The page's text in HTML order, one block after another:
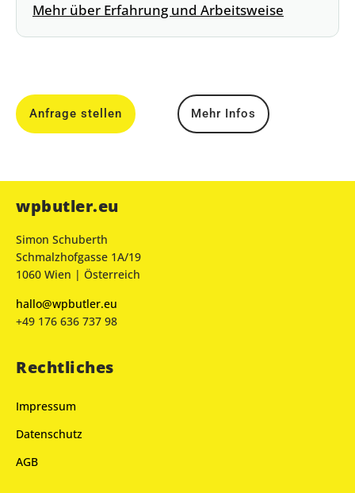
Mehr über Erfahrung und Arbeitsweise
Anfrage stellen Mehr Infos
wpbutler.eu
Simon Schuberth
Schmalzhofgasse 1A/19
1060 Wien | Österreich
hallo@wpbutler.eu
+49 176 636 737 98
Rechtliches
Impressum
Datenschutz
AGB